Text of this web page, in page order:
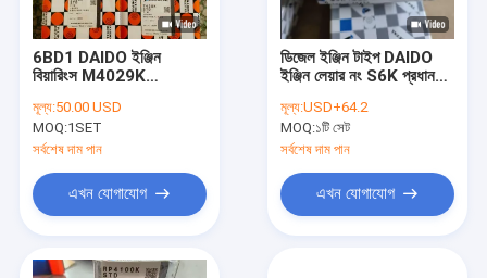
6BD1 DAIDO ইঞ্জিন
বিয়ারিংস M4029K
ইঞ্জিন প্রধান বিয়ারিং
মূল্য:50.00 USD
MOQ:1SET
সর্বশেষ দাম পান
এখন যোগাযোগ
ডিজেল ইঞ্জিন টাইপ DAIDO
ইঞ্জিন লেয়ার নং S6K প্রধান
09050 RP6026K
34219-00500
মূল্য:USD+64.2
MOQ:১টি সেট
সর্বশেষ দাম পান
এখন যোগাযোগ